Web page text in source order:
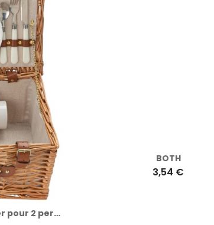
Panier pique-nique en osier pour 2 personnes Effie